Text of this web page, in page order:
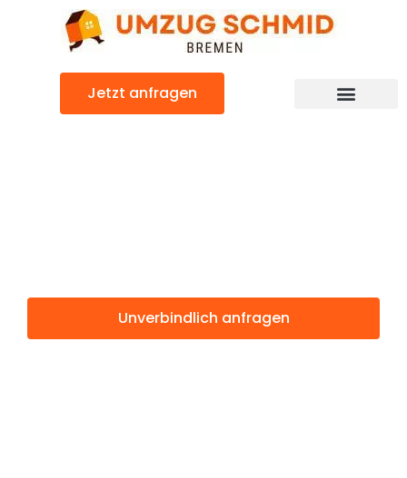
Jetzt anfragen
Unverbindlich anfragen